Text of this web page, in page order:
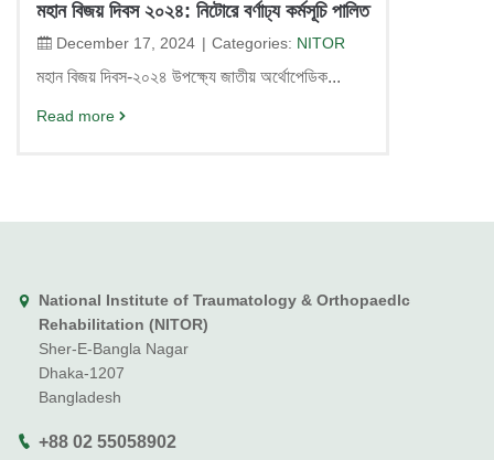
মহান বিজয় দিবস ২০২৪: নিটোরে বর্ণাঢ্য কর্মসূচি পালিত
December 17, 2024 Categories: NITOR
মহান বিজয় দিবস-২০২৪ উপক্ষ্যে জাতীয় অর্থোপেডিক...
Read more
National Institute of Traumatology & Orthopaedlc
Rehabilitation (NITOR)
Sher-E-Bangla Nagar
Dhaka-1207
Bangladesh
+88 02 55058902